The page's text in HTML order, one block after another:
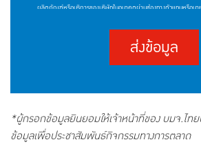
ผลิตภัณฑ์หรือบริการของบริษัทในอนาคตผ่านช่องทางตัวแทนหรือน
เจตนาให้ความยินยอมของข้าพเจ้า ซึ่งท่านสามารถศึกษารายละเอีย
ของบริษัทและสิทธิของเจ้าของข้อมูลส่วนบุคคลได้ที่เว็บไซต์
(https://www.thailife.com/PrivacyPolicy)
ส่งข้อมูล
*ผู้กรอกข้อมูลยินยอมให้เจ้าหน้าที่ของ บมจ.ไท
ข้อมูลเพื่อประชาสัมพันธ์กิจกรรมทางการตลาด